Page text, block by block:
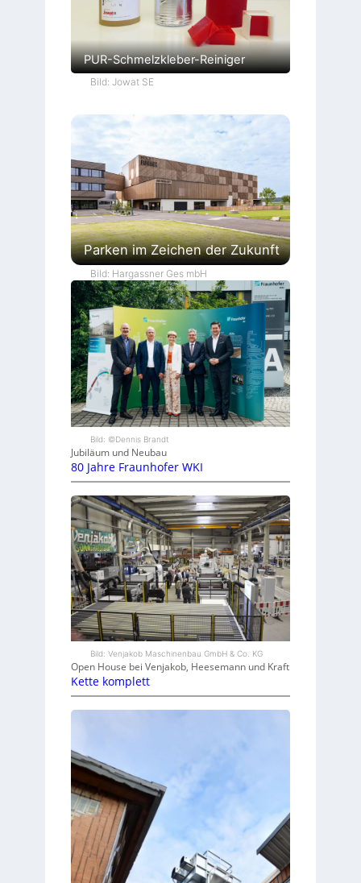
PUR-Schmelzkleber-Reiniger
Bild: Jowat SE
Parken im Zeichen der Zukunft
Bild: Hargassner Ges mbH
Bild: ©Dennis Brandt
Jubiläum und Neubau
80 Jahre Fraunhofer WKI
Bild: Venjakob Maschinenbau GmbH & Co. KG
Open House bei Venjakob, Heesemann und Kraft
Kette komplett